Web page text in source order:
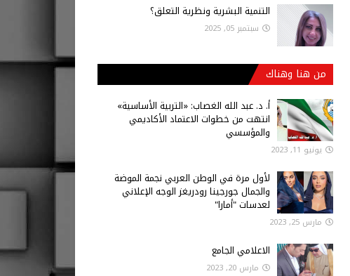
التنمية البشرية ونظرية التعلق؟
سبتمبر 05, 2025
من هنا وهناك
أ‌. د. عبد الله الغصاب: «التربية الأساسية»
انتهت من خطوات الاعتماد الأكاديمي
والمؤسسي
يونيو 11, 2023
لأول مرة في الوطن العربي نجمة الموضة
والجمال جورجينا رودريغز الوجه الإعلاني
لعدسات "أمارا"
مارس 25, 2023
الاعلامي الجامع
مارس 20, 2023